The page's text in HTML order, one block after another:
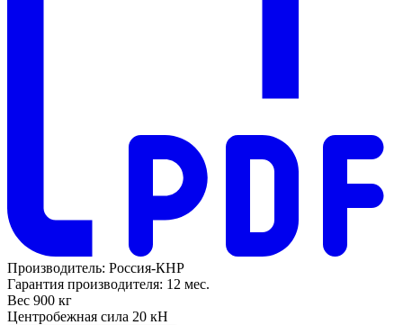
Производитель: Россия-КНР
Гарантия производителя: 12 мес.
Вес 900 кг
Центробежная сила 20 кН